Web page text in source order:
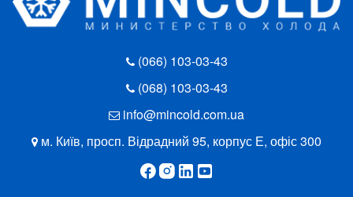
(066) 103-03-43
(068) 103-03-43
info@mincold.com.ua
м. Київ, просп. Відрадний 95, корпус Е, офіс 300